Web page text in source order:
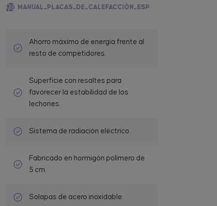
MANUAL_PLACAS_DE_CALEFACCIÓN_ESP
Ahorro máximo de energía frente al
resto de competidores.
Superficie con resaltes para
favorecer la estabilidad de los
lechones.
Sistema de radiación eléctrico.
Fabricado en hormigón polímero de
5 cm.
Solapas de acero inoxidable.